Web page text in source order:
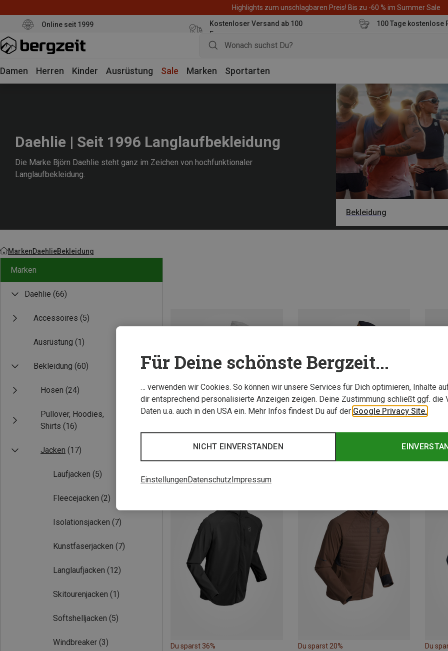
Highlights zum unschlagbaren Preis! Bis zu -60 % im Summer Sale
Online seit 1999
Kostenloser Versand ab 100
Euro
100 Tage kostenlose
Damen Herren Kinder Ausrüstung Sale Marken Sportarten
Daehlie | Seit 1996 Langlaufbekleidung
Die Marke Björn Daehlie steht ganz im Zeichen von hochfunktionaler
Langlaufbekleidung.
Bekleidung
MarkenDaehlieBekleidung
Marken
Daehlie (66)
Accessoires (5)
Ausrüstung (1)
Bekleidung (60)
Hosen (24)
Pullover, Hoodies,
Shirts (16)
Jacken (17)
Laufjacken (5)
Fleecejacken (2)
Isolationsjacken (7)
Kunstfaserjacken (7)
Langlaufjacken (12)
Skitourenjacken (1)
Softshelljacken (5)
Windbreaker (3) Du sparst 36% Du sparst 20% Du
Für Deine schönste Bergzeit...
… verwenden wir Cookies. So können wir unsere Services für Dich optimieren, Inhalte
dir entsprechend personalisierte Anzeigen zeigen. Deine Zustimmung schließt ggf. die
Daten u.a. auch in den USA ein. Mehr Infos findest Du auf der Google Privacy Site.
NICHT EINVERSTANDEN
EinstellungenDatenschutzImpressum